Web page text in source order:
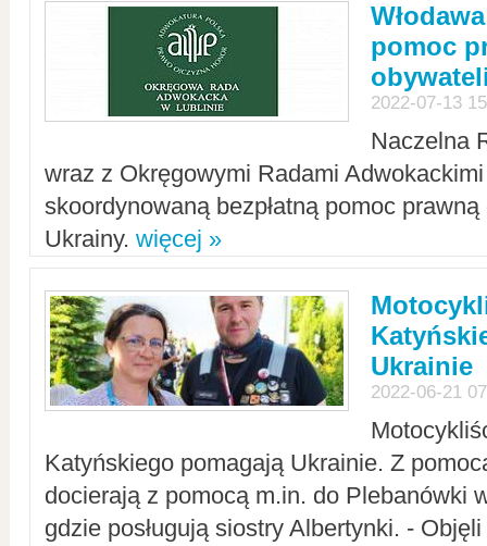
pomoc
2022-07-13
Naczelna
wraz z Okręgowymi Radami Adwokackimi
skoordynowaną bezpłatną pomoc
Ukrainy. więcej »
Ukrainie
2022-06-21
Katyńskiego pomagają Ukrainie. Z
docierają z pomocą m.in. do Plebanówki
gdzie posługują siostry Albertynki. -